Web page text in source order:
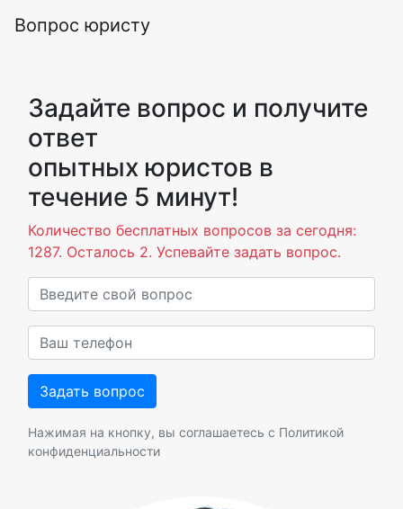
Вопрос юристу
Задайте вопрос и получите
ответ
опытных юристов в
течение 5 минут!
Количество бесплатных вопросов за сегодня:
1287. Осталось 2. Успевайте задать вопрос.
Нажимая на кнопку, вы соглашаетесь с Политикой
конфиденциальности